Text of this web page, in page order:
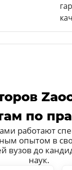
по
работают
опытом в
вузов до
наук.